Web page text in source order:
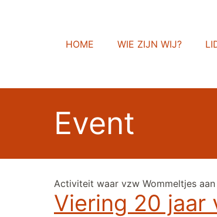
HOME WIE ZIJN WIJ?
Event
Activiteit waar vzw Wommeltjes
Viering 20 jaar